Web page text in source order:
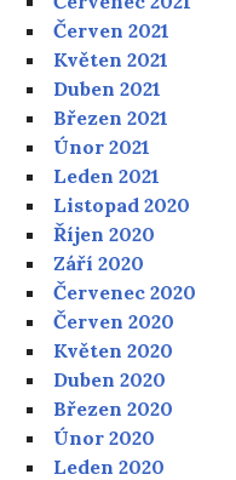
Červen 2021
Květen 2021
Duben 2021
Březen 2021
Únor 2021
Leden 2021
Listopad 2020
Říjen 2020
Září 2020
Červenec 2020
Červen 2020
Květen 2020
Duben 2020
Březen 2020
Únor 2020
Leden 2020